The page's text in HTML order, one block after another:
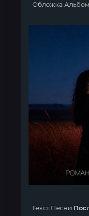
Обложка
Текст Песни